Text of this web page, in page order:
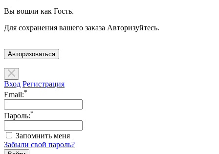
Вы вошли как Гость.
Для сохранения вашего заказа Авторизуйтесь.
Авторизоваться
Вход Регистрация
Email:*
Пароль:*
Запомнить меня
Забыли свой пароль?